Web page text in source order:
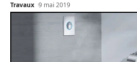
Travaux 9 mai 2019